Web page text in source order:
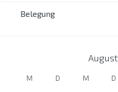
Belegung
August
M D M D